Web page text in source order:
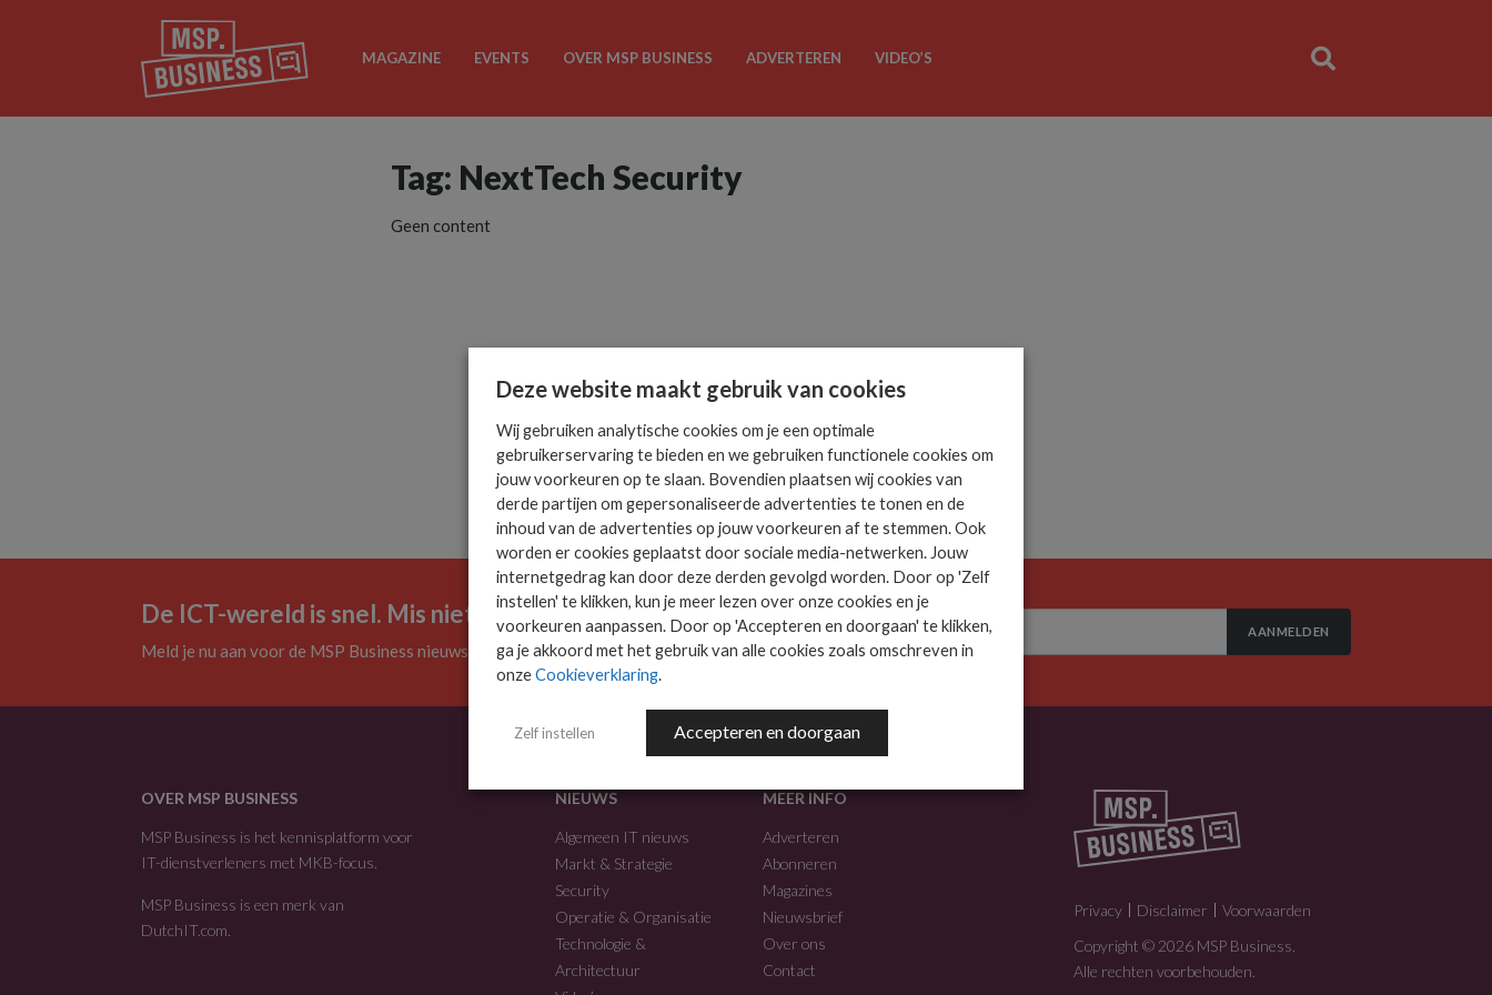
MAGAZINE EVENTS OVER MSP BUSINESS ADVERTEREN VIDEO’S
Tag: NextTech Security
Geen content
De ICT-wereld is snel. Mis niets.
Meld je nu aan voor de MSP Business nieuwsbrief.
AANMELDEN
OVER MSP BUSINESS
MSP Business is het kennisplatform voor
IT-dienstverleners met MKB-focus.
MSP Business is een merk van
DutchIT.com
NIEUWS
Algemeen IT nieuws
Markt & Strategie
Security
Operatie & Organisatie
Technologie &
Architectuur
MEER INFO
Adverteren
Abonneren
Magazines
Nieuwsbrief
Over ons
Contact
Privacy Disclaimer
Voorwaarden
Copyright © 2026 MSP Business.
Alle rechten voorbehouden.
Deze website maakt gebruik van cookies
Wij gebruiken analytische cookies om je een optimale
gebruikerservaring te bieden en we gebruiken functionele cookies om
jouw voorkeuren op te slaan. Bovendien plaatsen wij cookies van
derde partijen om gepersonaliseerde advertenties te tonen en de
inhoud van de advertenties op jouw voorkeuren af te stemmen. Ook
worden er cookies geplaatst door sociale media-netwerken. Jouw
internetgedrag kan door deze derden gevolgd worden. Door op 'Zelf
instellen' te klikken, kun je meer lezen over onze cookies en je
voorkeuren aanpassen. Door op 'Accepteren en doorgaan' te klikken,
ga je akkoord met het gebruik van alle cookies zoals omschreven in
onzeCookieverklaring.
Zelf instellen Accepteren en doorgaan